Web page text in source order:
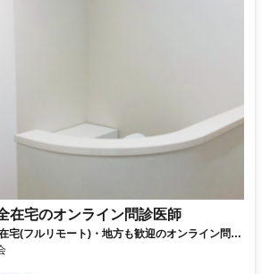
在宅のオンライン問診医師
宅(フルリモート)・地方も歓迎のオンライン問診